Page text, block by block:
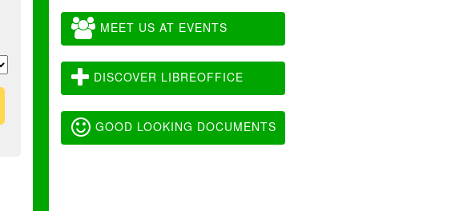
MEET US AT EVENTS
DISCOVER LIBREOFFICE
GOOD LOOKING DOCUMENTS